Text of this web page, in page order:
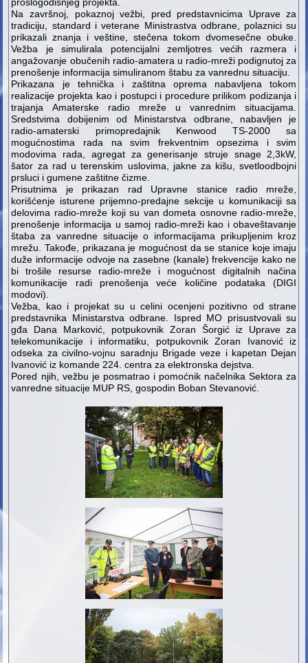
Na završnoj, pokaznoj vežbi, pred predstavnicima Uprave za
tradiciju, standard i veterane Ministrastva odbrane, polaznici su
prikazali znanja i veštine, stečena tokom dvomesečne obuke.
Vežba je simulirala potencijalni zemljotres većih razmera i
angažovanje obučenih radio-amatera u radio-mreži podignutoj za
prenošenje informacija simuliranom štabu za vanrednu situaciju.
Prikazana je tehnička i zaštitna oprema nabavljena tokom
realizacije projekta kao i postupci i procedure prilikom podizanja i
trajanja Amaterske radio mreže u vanrednim situacijama.
Sredstvima dobijenim od Ministarstva odbrane, nabavljen je
radio-amaterski primopredajnik Kenwood TS-2000 sa
mogućnostima rada na svim frekventnim opsezima i svim
modovima rada, agregat za generisanje struje snage 2,3kW,
šator za rad u terenskim uslovima, jakne za kišu, svetloodbojni
prsluci i gumene zaštitne čizme.
Prisutnima je prikazan rad Upravne stanice radio mreže,
korišćenje isturene prijemno-predajne sekcije u komunikaciji sa
delovima radio-mreže koji su van dometa osnovne radio-mreže,
prenošenje informacija u samoj radio-mreži kao i obaveštavanje
štaba za vanredne situacije o informacijama prikupljenim kroz
mrežu. Takođe, prikazana je mogućnost da se stanice koje imaju
duže informacije odvoje na zasebne (kanale) frekvencije kako ne
bi trošile resurse radio-mreže i mogućnost digitalnih načina
komunikacije radi prenošenja veće količine podataka (DIGI
modovi).
Vežba, kao i projekat su u celini ocenjeni pozitivno od strane
predstavnika Ministarstva odbrane. Ispred MO prisustvovali su
gđa Dana Marković, potpukovnik Zoran Šorgić iz Uprave za
telekomunikacije i informatiku, potpukovnik Zoran Ivanović iz
odseka za civilno-vojnu saradnju Brigade veze i kapetan Dejan
Ivanović iz komande 224. centra za elektronska dejstva.
Pored njih, vežbu je posmatrao i pomoćnik načelnika Sektora za
vanredne situacije MUP RS, gospodin Boban Stevanović.